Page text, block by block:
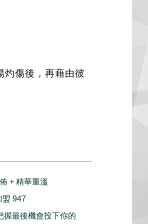
灼傷後，再藉由彼
+ 精華重溫
盟 947
握最後機會投下你的